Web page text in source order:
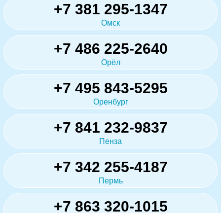
+7 381 295-1347
Омск
+7 486 225-2640
Орёл
+7 495 843-5295
Оренбург
+7 841 232-9837
Пенза
+7 342 255-4187
Пермь
+7 863 320-1015